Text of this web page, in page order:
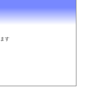
す